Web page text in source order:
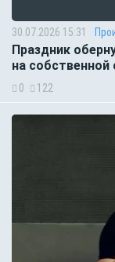
30.07.2026 15:31
Праздник
на собственной
0 122